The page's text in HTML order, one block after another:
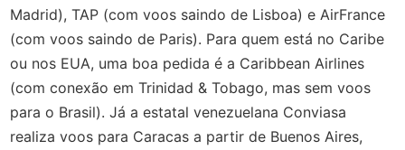
Madrid), TAP (com voos saindo de Lisboa) e AirFrance
(com voos saindo de Paris). Para quem está no Caribe
ou nos EUA, uma boa pedida é a Caribbean Airlines
(com conexão em Trinidad & Tobago, mas sem voos
para o Brasil). Já a estatal venezuelana Conviasa
realiza voos para Caracas a partir de Buenos Aires,